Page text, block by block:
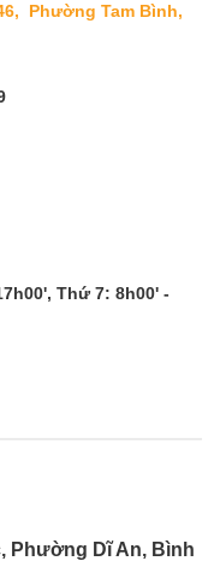
Phường Tam Bình,
Thứ 7: 8h00' -
Phường Dĩ An, Bình